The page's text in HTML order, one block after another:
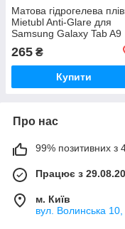
Матова гідрогелева
Mietubl Anti-Glare для
Samsung Galaxy Tab A9
X215
265 ₴
Купити
Про нас
99% позитивних з
Працює з
м. Київ
вул. Волинська 10,